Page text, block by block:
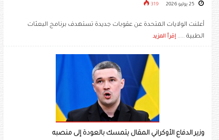
319
أعلنت الولايات المتحدة عن عقوبات جديدة تستهدف برنامج البعثات
الطبية ..... إقرأ المزيد
وزير الدفاع الأوكراني المقال يتمسك بالعودة إلى منصبه